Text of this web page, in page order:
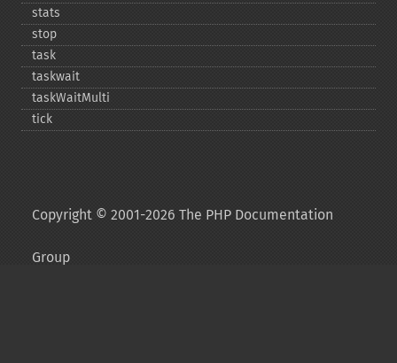
stats
stop
task
taskwait
taskWaitMulti
tick
Copyright © 2001-2026 The PHP Documentation
Group